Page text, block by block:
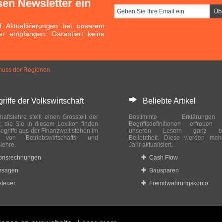
Newsletter ein
bei unserem
empfangen. Garantiert keine
der Regionen
der Volkswirtschaft
stellt einen Grossteil der
die Sie in diesem Lexikon finden
aus der Finanzwelt stehen im
von Betriebswirtschafts- und
Beliebte Artikel
Bestimmte
Begriffsdefinitionen
unseren Lesern ganz
Beliebtheit. Diese werden
Jahr aktualisiert.
Cash Flow
Bausparen
Fremdwährungskonto